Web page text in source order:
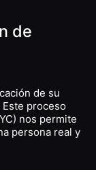
de
de su
proceso
nos permite
persona real y